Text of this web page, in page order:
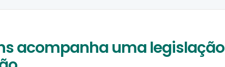
acompanha uma legislação